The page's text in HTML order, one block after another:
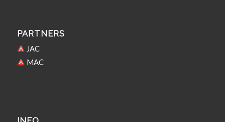
PARTNERS
JAC
MAC